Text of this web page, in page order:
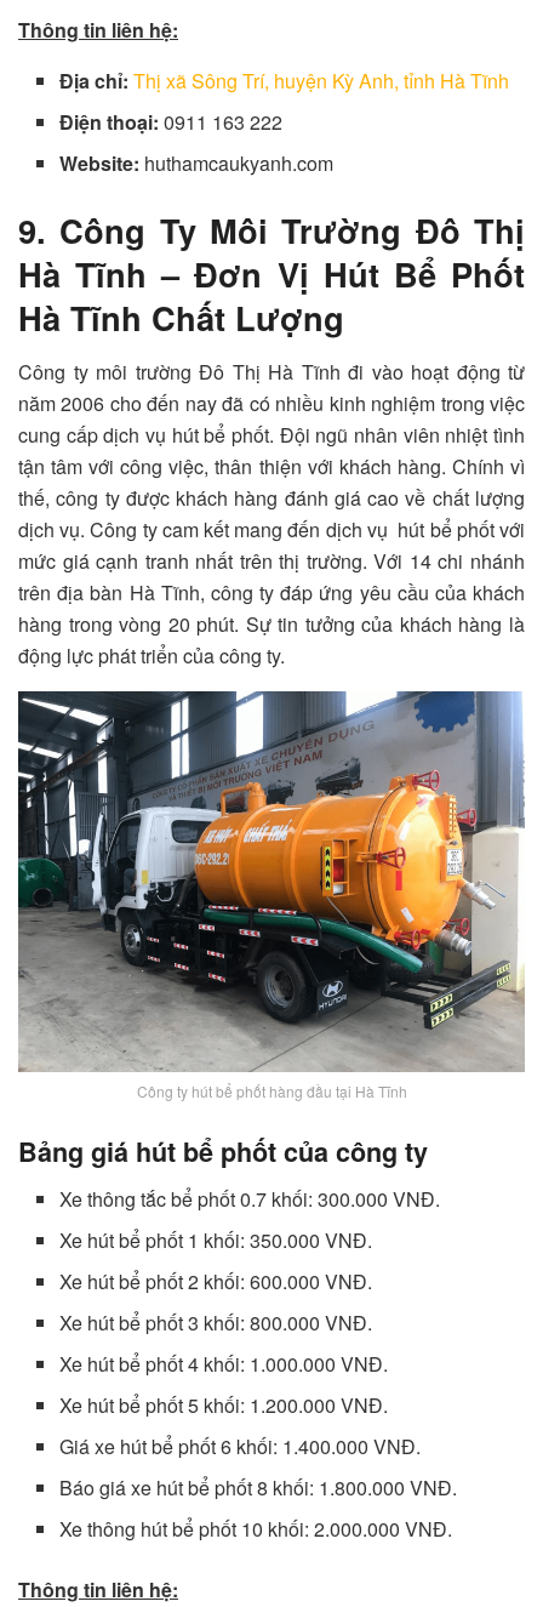
Thông tin liên hệ:
Địa chỉ:Thị xã Sông Trí, huyện Kỳ Anh, tỉnh Hà Tĩnh
Điện thoại:0911 163 222
Website: huthamcaukyanh.com
9. Công Ty Môi Trường Đô Thị
Hà Tĩnh – Đơn Vị Hút Bể Phốt
Hà Tĩnh Chất Lượng
Công ty môi trường Đô Thị Hà Tĩnh đi vào hoạt động từ
năm 2006 cho đến nay đã có nhiều kinh nghiệm trong việc
cung cấp dịch vụ hút bể phốt. Đội ngũ nhân viên nhiệt tình
tận tâm với công việc, thân thiện với khách hàng. Chính vì
thế, công ty được khách hàng đánh giá cao về chất lượng
dịch vụ. Công ty cam kết mang đến dịch vụ hút bể phốt với
mức giá cạnh tranh nhất trên thị trường. Với 14 chi nhánh
trên địa bàn Hà Tĩnh, công ty đáp ứng yêu cầu của khách
hàng trong vòng 20 phút. Sự tin tưởng của khách hàng là
động lực phát triển của công ty.
Công ty hút bể phốt hàng đầu tại Hà Tĩnh
Bảng giá hút bể phốt của công ty
Xe thông tắc bể phốt 0.7 khối: 300.000 VNĐ.
Xe hút bể phốt 1 khối: 350.000 VNĐ.
Xe hút bể phốt 2 khối: 600.000 VNĐ.
Xe hút bể phốt 3 khối: 800.000 VNĐ.
Xe hút bể phốt 4 khối: 1.000.000 VNĐ.
Xe hút bể phốt 5 khối: 1.200.000 VNĐ.
Giá xe hút bể phốt 6 khối: 1.400.000 VNĐ.
Báo giá xe hút bể phốt 8 khối: 1.800.000 VNĐ.
Xe thông hút bể phốt 10 khối: 2.000.000 VNĐ.
Thông tin liên hệ: